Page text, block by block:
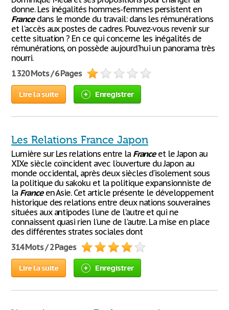
donne. Les inégalités hommes-femmes persistent en
Francedans le monde du travail: dans les rémunérations
et l'accès aux postes de cadres. Pouvez-vous revenir sur
cette situation ? En ce qui concerne les inégalités de
rémunérations, on possède aujourd'hui un panorama très
nourri.
1 320 Mots / 6 Pages
Lire la suite Enregistrer
Les Relations France Japon
Lumière sur Les relations entre la Franceet le Japon au
XIXe siècle coïncident avec l'ouverture du Japon au
monde occidental, après deux siècles d'isolement sous
la politique du sakoku et la politique expansionniste de
la Franceen Asie. Cet article présente le développement
historique des relations entre deux nations souveraines
situées aux antipodes l'une de l'autre et qui ne
connaissent quasi rien l'une de l'autre. La mise en place
des différentes strates sociales dont
314 Mots / 2 Pages
Lire la suite Enregistrer